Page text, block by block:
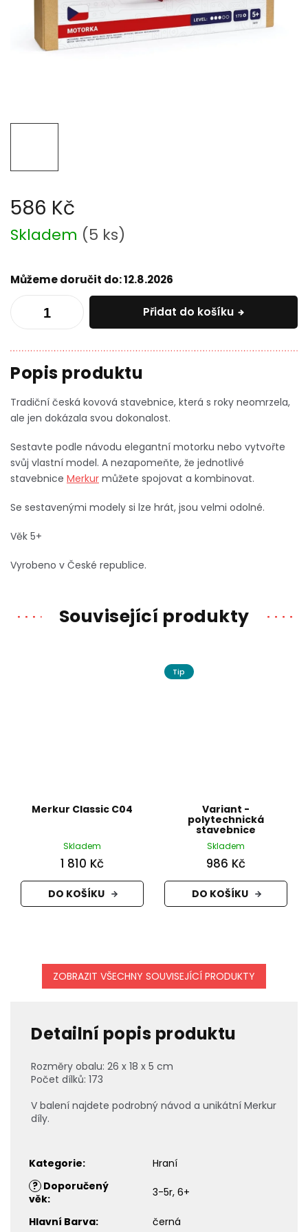
586 Kč
Měrná
cena:
Skladem (5 ks)
Můžeme doručit do:12.8.2026
Přidat do košíku
Tradiční česká kovová stavebnice, která s roky neomrzela,
ale jen dokázala svou dokonalost.
Sestavte podle návodu elegantní motorku nebo vytvořte
svůj vlastní model. A nezapomeňte, že jednotlivé
stavebnice Merkur můžete spojovat a kombinovat.
Se sestavenými modely si lze hrát, jsou velmi odolné.
Věk 5+
Vyrobeno v České republice.
Související produkty
Merkur Classic C04
Skladem
1 810 Kč
DO KOŠÍKU
Tip
Variant -
polytechnická
stavebnice
Skladem
986 Kč
DO KOŠÍKU
ZOBRAZIT VŠECHNY SOUVISEJÍCÍ PRODUKTY
Detailní popis produktu
Rozměry obalu: 26 x 18 x 5 cm
Počet dílků: 173
V balení najdete podrobný návod a unikátní Merkur
díly.
Kategorie:
Hraní
? Doporučený
věk: 3-5r, 6+
Hlavní Barva:
černá